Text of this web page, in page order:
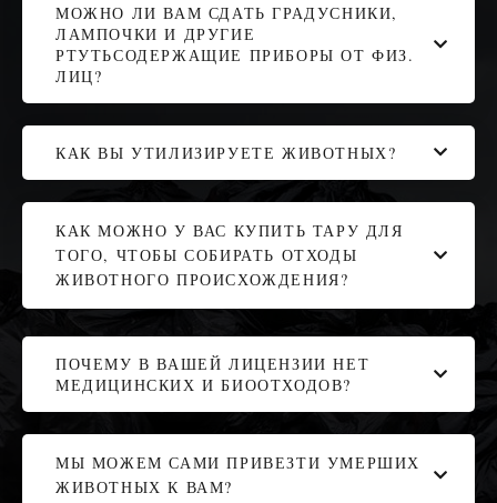
МОЖНО ЛИ ВАМ СДАТЬ ГРАДУСНИКИ,
ЛАМПОЧКИ И ДРУГИЕ
РТУТЬСОДЕРЖАЩИЕ ПРИБОРЫ ОТ ФИЗ.
ЛИЦ?
КАК ВЫ УТИЛИЗИРУЕТЕ ЖИВОТНЫХ?
КАК МОЖНО У ВАС КУПИТЬ ТАРУ ДЛЯ
ТОГО, ЧТОБЫ СОБИРАТЬ ОТХОДЫ
ЖИВОТНОГО ПРОИСХОЖДЕНИЯ?
ПОЧЕМУ В ВАШЕЙ ЛИЦЕНЗИИ НЕТ
МЕДИЦИНСКИХ И БИООТХОДОВ?
МЫ МОЖЕМ САМИ ПРИВЕЗТИ УМЕРШИХ
ЖИВОТНЫХ К ВАМ?